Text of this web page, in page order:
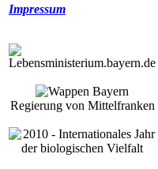
Impressum
Regierung von Mittelfranken